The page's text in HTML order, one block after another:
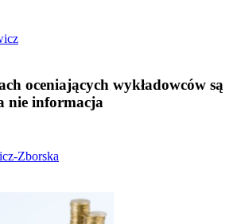
oceniających wykładowców są
nie informacja
Zborska